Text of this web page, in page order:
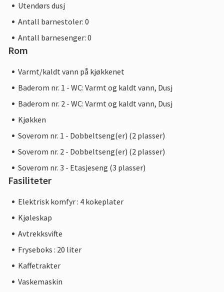
Utendørs dusj
Antall barnestoler: 0
Antall barnesenger: 0
Rom
Varmt/kaldt vann på kjøkkenet
Baderom nr. 1 - WC: Varmt og kaldt vann, Dusj
Baderom nr. 2 - WC: Varmt og kaldt vann, Dusj
Kjøkken
Soverom nr. 1 - Dobbeltseng(er) (2 plasser)
Soverom nr. 2 - Dobbeltseng(er) (2 plasser)
Soverom nr. 3 - Etasjeseng (3 plasser)
Fasiliteter
Elektrisk komfyr : 4 kokeplater
Kjøleskap
Avtrekksvifte
Fryseboks : 20 liter
Kaffetrakter
Vaskemaskin